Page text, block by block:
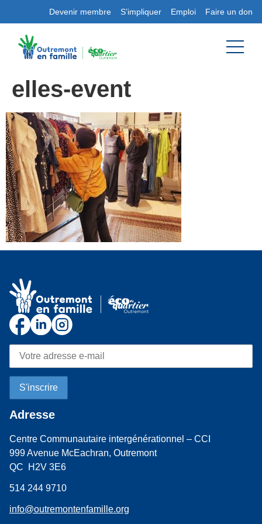
Devenir membre S’impliquer Emploi Faire un don
elles-event
Adresse
Centre Communautaire intergénérationnel – CCI
999 Avenue McEachran, Outremont
QC H2V 3E6
514 244 9710
info@outremontenfamille.org